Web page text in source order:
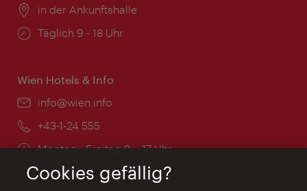
Ort:
in der Ankunftshalle
Öffnungszeiten:
Täglich 9 - 18 Uhr
Wien Hotels & Info
Email:
info@wien.info
Telefon:
+43-1-24 555
Öffnungszeiten:
Montag - Freitag 9 – 17 Uhr
Feiertags geschlossen
Cookies gefällig?